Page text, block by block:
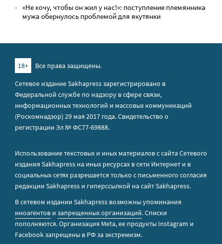
«Не хочу, чтобы он жил у нас!»: поступление племянника
мужа обернулось проблемой для якутянки
18+
Все права защищены.
Сетевое издание Sakhapress зарегистрировано в
Федеральной службе по надзору в сфере связи,
информационных технологий и массовых коммуникаций
(Роскомнадзор) 29 мая 2017 года. Свидетельство о
регистрации Эл № ФС77-69888.
Использование текстовых и иных материалов с сайта Сетевого
издания Sakhapress на иных ресурсах в сети Интернет и в
социальных сетях разрешается только с письменного согласия
редакции Sakhapress и гиперссылкой на сайт Sakhapress.
В сетевом издании Sakhapress возможны упоминания
иноагентов и запрещенных организаций. Списки
пополняются. Организация Metа, ее продукты Instagram и
Facebook запрещены в РФ за экстремизм.